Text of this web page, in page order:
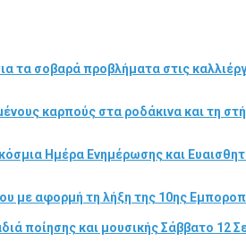
τα σοβαρά προβλήματα στις
καρπούς στα ροδάκινα και τη
Ημέρα Ενημέρωσης και
με αφορμή τη λήξη της 10ης
ποίησης και μουσικής Σάββατο 12